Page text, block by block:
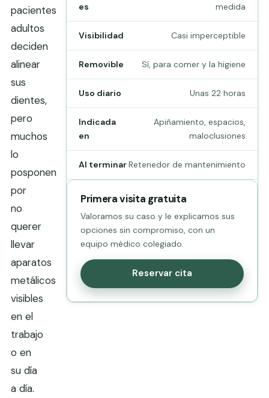
pacientes
adultos
deciden
alinear
sus
dientes,
pero
muchos
lo
posponen
por
no
querer
llevar
aparatos
metálicos
visibles
en el
trabajo
o en
su día
a día.
es
medida
Visibilidad Casi imperceptible
Removible Sí, para comer y la higiene
Uso diario Unas 22 horas
Indicada
en
Apiñamiento, espacios,
maloclusiones
Al terminarRetenedor de mantenimiento
Primera visita gratuita
Valoramos su caso y le explicamos sus
opciones sin compromiso, con un
equipo médico colegiado.
Reservar cita